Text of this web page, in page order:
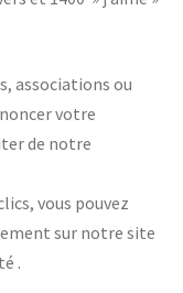
associations ou
votre
de notre
vous pouvez
sur notre site
.